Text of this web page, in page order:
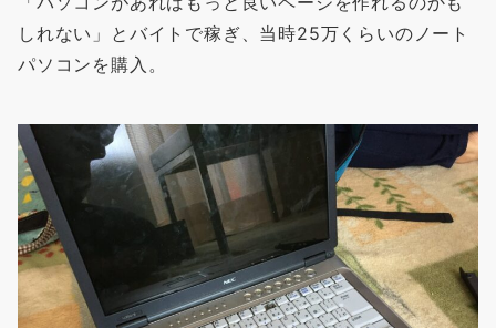
しれない」とバイトで稼ぎ、当時25万くらいのノート
パソコンを購入。